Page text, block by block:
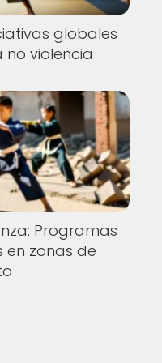
globales
violencia
Programas
zonas de